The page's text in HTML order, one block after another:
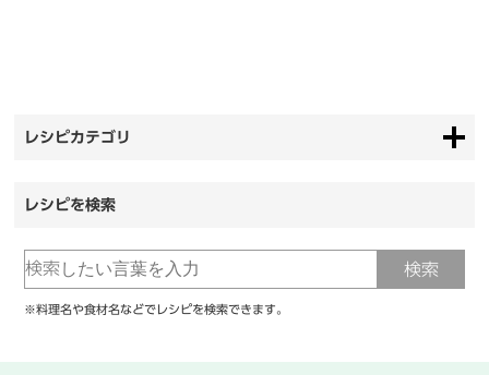
レシピカテゴリ
レシピを検索
※料理名や食材名などでレシピを検索できます。